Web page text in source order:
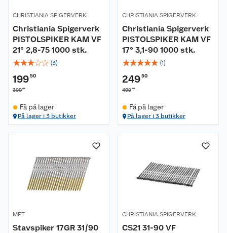
CHRISTIANIA SPIGERVERK
Christiania Spigerverk
PISTOLSPIKER KAM VF
21° 2,8-75 1000 stk.
☆☆☆☆☆ (3)
19950
39900
Få på lager
På lager i 3 butikker
CHRISTIANIA SPIGERVERK
Christiania Spigerverk
PISTOLSPIKER KAM VF
17° 3,1-90 1000 stk.
☆☆☆☆☆ (1)
24950
49900
Få på lager
På lager i 3 butikker
MFT
Stavspiker 17GR 31/90
CHRISTIANIA SPIGERVERK
CS21 31-90 VF
Kundeservice
Butikker
Kontakt oss
Reklamasjon
Om oss
Nyheter
Våre merkevarer
Våre kjeder
Personvern